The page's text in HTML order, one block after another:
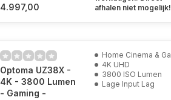
4.997,00
afhalen niet mogelijk!
Optoma UZ38X -
4K - 3800 Lumen
- Gaming -
Home Cinema &
4K UHD
3800 ISO Lumen
Lage Input Lag